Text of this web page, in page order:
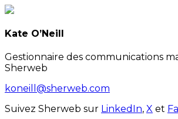
Kate O’Neill
Gestionnaire des communications
Sherweb
koneill@sherweb.com
Suivez Sherweb sur LinkedIn, X et